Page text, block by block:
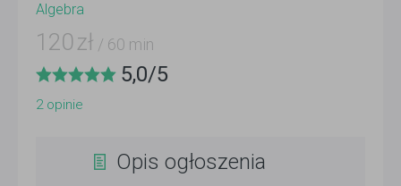
Algebra
120 zł / 60 min
5,0/5
2opinie
Opis ogłoszenia